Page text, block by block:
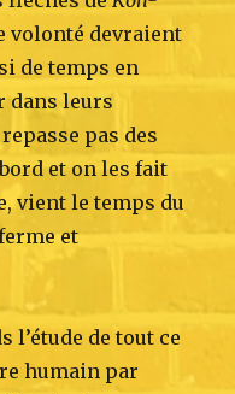
volonté devraient
de temps en
dans leurs
pas des
et on les fait
vient le temps du
et
l’étude de tout ce
humain par